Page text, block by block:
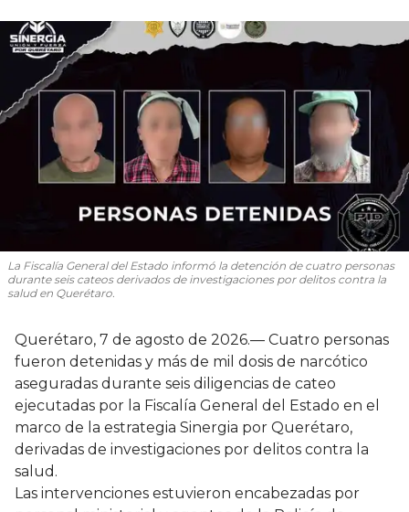
La Fiscalía General del Estado informó la detención de cuatro personas
durante seis cateos derivados de investigaciones por delitos contra la
salud en Querétaro.
Querétaro, 7 de agosto de 2026.— Cuatro personas
fueron detenidas y más de mil dosis de narcótico
aseguradas durante seis diligencias de cateo
ejecutadas por la Fiscalía General del Estado en el
marco de la estrategia Sinergia por Querétaro,
derivadas de investigaciones por delitos contra la
salud.
Las intervenciones estuvieron encabezadas por